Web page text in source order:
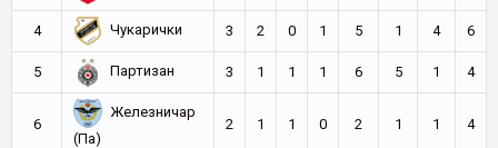
4 Чукарички 3 2 0 1 5 1 4 6
5 Партизан 3 1 1 1 6 5 1 4
6
Железничар
(Па)
2 1 1 0 2 1 1 4